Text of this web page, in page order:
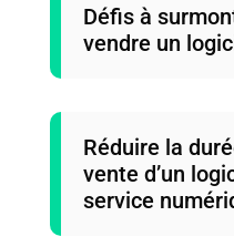
Défis à
vendre un
Réduire la
vente d’un
service